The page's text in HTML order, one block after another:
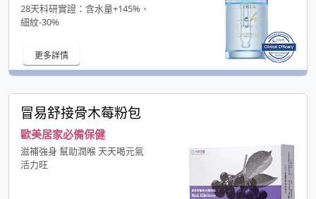
28天科研實證：含水量+145%、
細紋-30%
更多詳情
冒易舒接骨木莓粉包
歐美居家必備保健
滋補強身 幫助潤喉 天天喝元氣
活力旺